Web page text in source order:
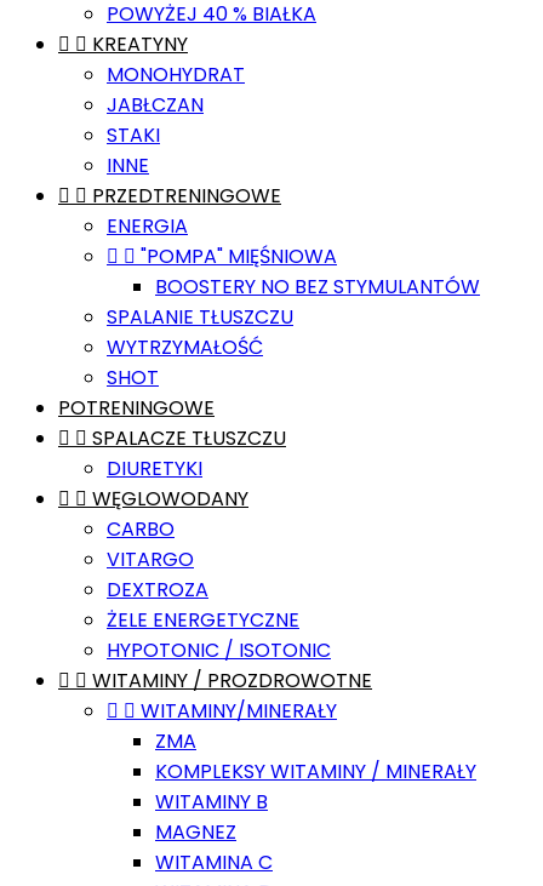
POWYŻEJ 40 % BIAŁKA
  KREATYNY
MONOHYDRAT
JABŁCZAN
STAKI
INNE
  PRZEDTRENINGOWE
ENERGIA
  "POMPA" MIĘŚNIOWA
BOOSTERY NO BEZ STYMULANTÓW
SPALANIE TŁUSZCZU
WYTRZYMAŁOŚĆ
SHOT
POTRENINGOWE
  SPALACZE TŁUSZCZU
DIURETYKI
  WĘGLOWODANY
CARBO
VITARGO
DEXTROZA
ŻELE ENERGETYCZNE
HYPOTONIC / ISOTONIC
  WITAMINY / PROZDROWOTNE
  WITAMINY/MINERAŁY
ZMA
KOMPLEKSY WITAMINY / MINERAŁY
WITAMINY B
MAGNEZ
WITAMINA C